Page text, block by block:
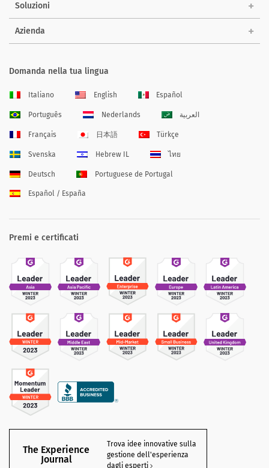
Soluzioni
Azienda
Domanda nella tua lingua
Italiano English Español
Português Nederlands العربية
Français 日本語 Türkçe
Svenska Hebrew IL ไทย
Deutsch Portuguese de Portugal
Español / España
Premi e certificati
The Experience
Journal
Trova idee innovative sulla
gestione dell'esperienza
dagli esperti